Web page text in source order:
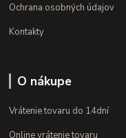
Ochrana osobných údajov
Kontakty
O nákupe
Vrátenie tovaru do 14dní
Online vrátenie tovaru